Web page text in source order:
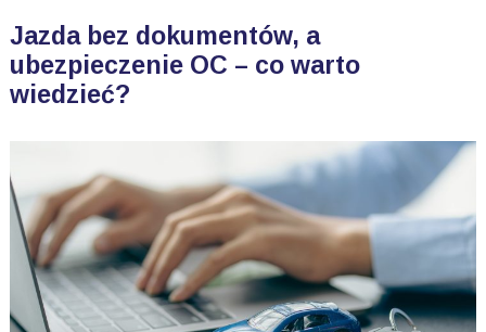
Jazda bez dokumentów, a
ubezpieczenie OC – co warto
wiedzieć?